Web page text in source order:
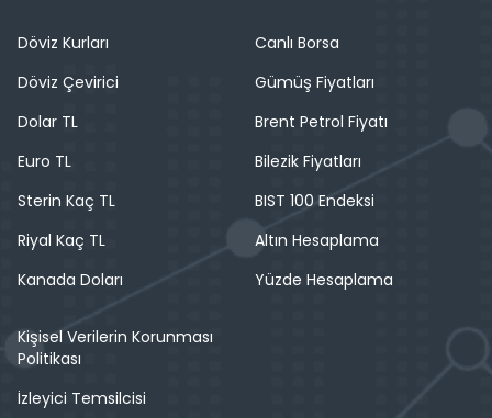
Döviz Kurları
Döviz Çevirici
Dolar TL
Euro TL
Sterin Kaç TL
Riyal Kaç TL
Kanada Doları
Canlı Borsa
Gümüş Fiyatları
Brent Petrol Fiyatı
Bilezik Fiyatları
BIST 100 Endeksi
Altın Hesaplama
Yüzde Hesaplama
Kişisel Verilerin Korunması
Politikası
İzleyici Temsilcisi